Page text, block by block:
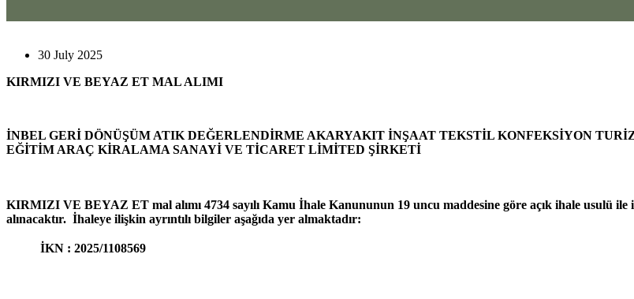
30 July 2025
KIRMIZI VE BEYAZ ET MAL ALIMI
İNBEL GERİ DÖNÜŞÜM ATIK DEĞERLENDİRME AKARYAKIT İNŞAAT TEKSTİL KONFEKSİYON
EĞİTİM ARAÇ KİRALAMA SANAYİ VE TİCARET LİMİTED ŞİRKETİ
KIRMIZI VE BEYAZ ET mal alımı 4734 sayılı Kamu İhale Kanununun 19 uncu maddesine göre açık ihale usulü
alınacaktır. İhaleye ilişkin ayrıntılı bilgiler aşağıda yer almaktadır:
İKN : 2025/1108569